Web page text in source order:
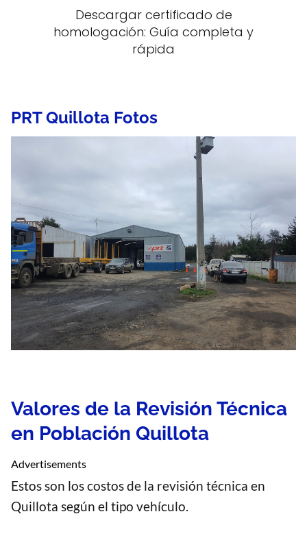
Descargar certificado de
homologación: Guía completa y
rápida
PRT Quillota Fotos
Valores de la Revisión Técnica
en Población Quillota
Advertisements
Estos son los costos de la revisión técnica en
Quillota según el tipo vehículo.